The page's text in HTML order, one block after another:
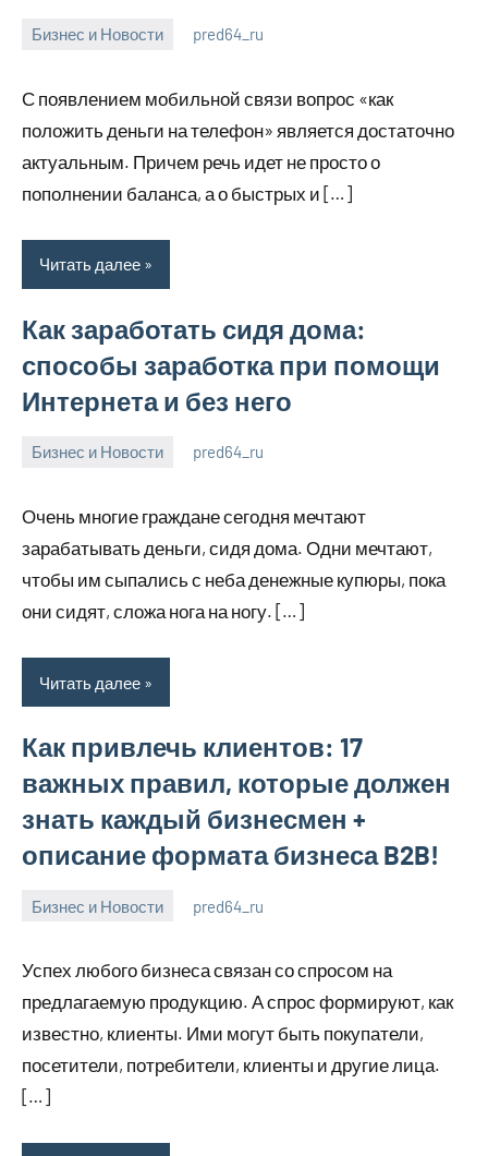
Бизнес и Новости
2023
pred64_ru
С появлением мобильной связи вопрос «как
положить деньги на телефон» является достаточно
актуальным. Причем речь идет не просто о
пополнении баланса, а о быстрых и […]
Читать далее
Как заработать сидя дома:
способы заработка при помощи
Интернета и без него
Бизнес и Новости
2023
pred64_ru
Очень многие граждане сегодня мечтают
зарабатывать деньги, сидя дома. Одни мечтают,
чтобы им сыпались с неба денежные купюры, пока
они сидят, сложа нога на ногу. […]
Читать далее
Как привлечь клиентов: 17
важных правил, которые должен
знать каждый бизнесмен +
описание формата бизнеса B2B!
Бизнес и Новости
2023
pred64_ru
Успех любого бизнеса связан со спросом на
предлагаемую продукцию. А спрос формируют, как
известно, клиенты. Ими могут быть покупатели,
посетители, потребители, клиенты и другие лица.
[…]